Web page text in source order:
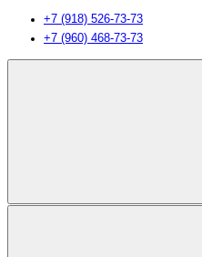
+7 (918) 526-73-73
+7 (960) 468-73-73